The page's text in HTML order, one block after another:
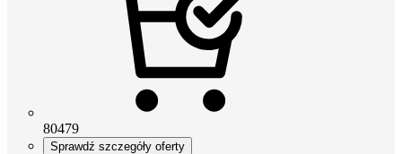
80479
Sprawdź szczegóły oferty